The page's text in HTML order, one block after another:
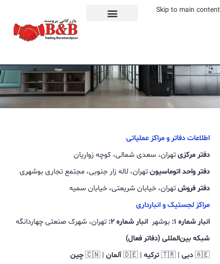
Skip to main content
اطلاعات دفاتر و مراکز عملیاتی
دفتر مرکزیتهران، سعدی شمالی، کوچه زواریان
دفتر واحد اتوماسیونتهران، لاله زار جنوبی، مجتمع تجاری بوشهری
دفتر فروشتهران، خیابان شریعتی، خیابان سمیه
مراکز لجستیک و انبارداری
انبار شماره ۱:
بوشهر انبار شماره ۲:
تهران، شهرک صنعتی چهاردانگه
شبکه بین‌المللی (دفاتر فعال)
🇦🇪دبی | 🇹🇷 ترکیه | 🇩🇪 آلمان | 🇨🇳
چین